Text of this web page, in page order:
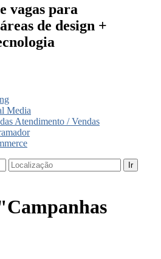
vagas para
áreas de design +
Media
Atendimento / Vendas
Ir